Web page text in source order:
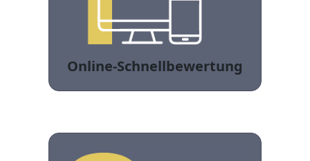
Online-Schnellbewertung